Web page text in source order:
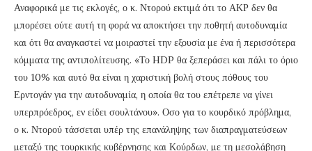
Αναφορικά με τις εκλογές, ο κ. Ντορού εκτιμά ότι το ΑΚΡ δεν θα
μπορέσει ούτε αυτή τη φορά να αποκτήσει την ποθητή αυτοδυναμία
και ότι θα αναγκαστεί να μοιραστεί την εξουσία με ένα ή περισσότερα
κόμματα της αντιπολίτευσης. «Το HDP θα ξεπεράσει και πάλι το όριο
του 10% και αυτό θα είναι η χαριστική βολή στους πόθους του
Ερντογάν για την αυτοδυναμία, η οποία θα του επέτρεπε να γίνει
υπερπρόεδρος, εν είδει σουλτάνου». Οσο για το κουρδικό πρόβλημα,
ο κ. Ντορού τάσσεται υπέρ της επανάληψης των διαπραγματεύσεων
μεταξύ της τουρκικής κυβέρνησης και Κούρδων, με τη μεσολάβηση